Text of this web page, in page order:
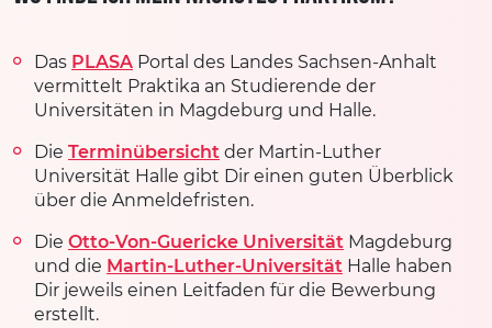
Das PLASA Portal des Landes Sachsen-Anhalt
vermittelt Praktika an Studierende der
Universitäten in Magdeburg und Halle.
Die Terminübersicht der Martin-Luther
Universität Halle gibt Dir einen guten Überblick
über die Anmeldefristen.
Die Otto-Von-Guericke Universität Magdeburg
und die Martin-Luther-Universität Halle haben
Dir jeweils einen Leitfaden für die Bewerbung
erstellt.